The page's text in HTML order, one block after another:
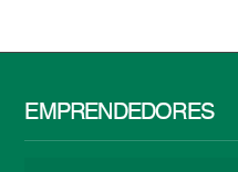
EMPRENDEDORES